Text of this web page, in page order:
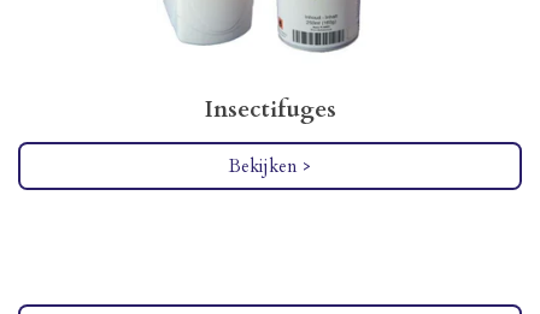
Insectifuges
Bekijken >